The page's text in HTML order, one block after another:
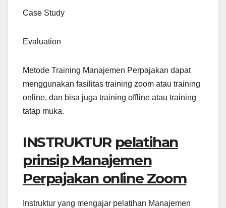
Case Study
Evaluation
Metode Training Manajemen Perpajakan dapat
menggunakan fasilitas training zoom atau training
online, dan bisa juga training offline atau training
tatap muka.
INSTRUKTUR pelatihan
prinsip Manajemen
Perpajakan online Zoom
Instruktur yang mengajar pelatihan Manajemen